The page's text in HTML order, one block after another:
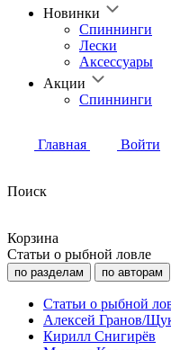
Новинки
Спиннинги
Лески
Аксессуары
Акции
Спиннинги
Главная Войти
Поиск
Корзина
Статьи о рыбной ловле
по разделам по авторам
Статьи о рыбной
Алексей Гранов/
Кирилл Снигирёв